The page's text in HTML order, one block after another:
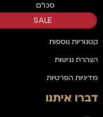
סכו"ם
SALE
קטגוריות נוספות
הצהרת נגישות
מדיניות הפרטיות
דברו איתנו